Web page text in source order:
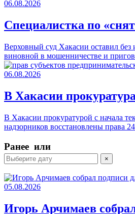
06.08.2026
Специалистка по
Верховный суд Хакасии оставил
виновной в мошенничестве и
06.08.2026
В Хакасии
В Хакасии прокуратурой с начала
надзорников восстановлены права
Ранее или
×
05.08.2026
Игорь Арчимаев